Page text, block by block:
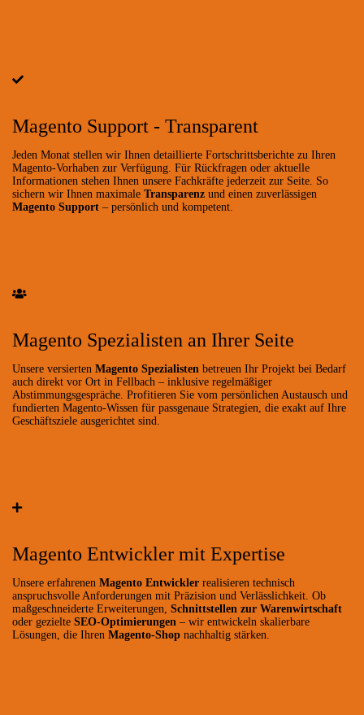
Magento Support - Transparent
Jeden Monat stellen wir Ihnen detaillierte Fortschrittsberichte zu Ihren
Magento-Vorhaben zur Verfügung. Für Rückfragen oder aktuelle
Informationen stehen Ihnen unsere Fachkräfte jederzeit zur Seite. So
sichern wir Ihnen maximale Transparenz und einen zuverlässigen
Magento Support – persönlich und kompetent.
Magento Spezialisten an Ihrer Seite
Unsere versierten Magento Spezialisten betreuen Ihr Projekt bei Bedarf
auch direkt vor Ort in Fellbach – inklusive regelmäßiger
Abstimmungsgespräche. Profitieren Sie vom persönlichen Austausch und
fundierten Magento-Wissen für passgenaue Strategien, die exakt auf Ihre
Geschäftsziele ausgerichtet sind.
Magento Entwickler mit Expertise
Unsere erfahrenen Magento Entwickler realisieren technisch
anspruchsvolle Anforderungen mit Präzision und Verlässlichkeit. Ob
maßgeschneiderte Erweiterungen, Schnittstellen zur Warenwirtschaft
oder gezielte SEO-Optimierungen – wir entwickeln skalierbare
Lösungen, die Ihren Magento-Shop nachhaltig stärken.